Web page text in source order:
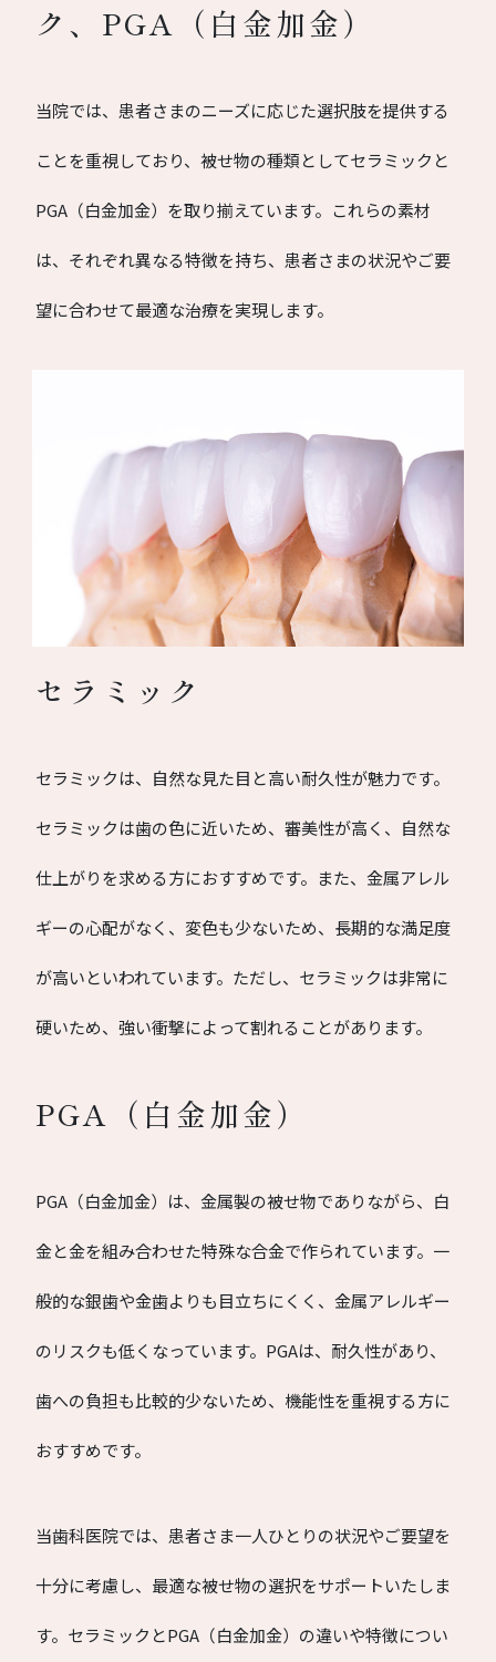
ク、PGA（白金加金）
当院では、患者さまのニーズに応じた選択肢を提供する
ことを重視しており、被せ物の種類としてセラミックと
PGA（白金加金）を取り揃えています。これらの素材
は、それぞれ異なる特徴を持ち、患者さまの状況やご要
望に合わせて最適な治療を実現します。
セラミック
セラミックは、自然な見た目と高い耐久性が魅力です。
セラミックは歯の色に近いため、審美性が高く、自然な
仕上がりを求める方におすすめです。また、金属アレル
ギーの心配がなく、変色も少ないため、長期的な満足度
が高いといわれています。ただし、セラミックは非常に
硬いため、強い衝撃によって割れることがあります。
PGA（白金加金）
PGA（白金加金）は、金属製の被せ物でありながら、白
金と金を組み合わせた特殊な合金で作られています。一
般的な銀歯や金歯よりも目立ちにくく、金属アレルギー
のリスクも低くなっています。PGAは、耐久性があり、
歯への負担も比較的少ないため、機能性を重視する方に
おすすめです。
当歯科医院では、患者さま一人ひとりの状況やご要望を
十分に考慮し、最適な被せ物の選択をサポートいたしま
す。セラミックとPGA（白金加金）の違いや特徴につい